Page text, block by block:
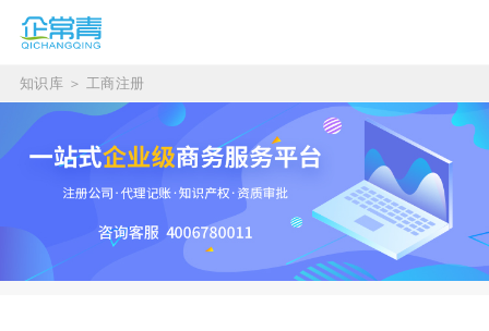
知识库 ＞ 工商注册